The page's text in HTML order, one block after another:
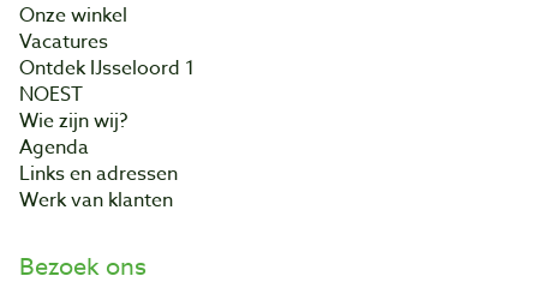
Onze winkel
Vacatures
Ontdek IJsseloord 1
NOEST
Wie zijn wij?
Agenda
Links en adressen
Werk van klanten
Bezoek ons